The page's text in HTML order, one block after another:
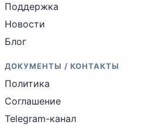
Поддержка
Новости
Блог
ДОКУМЕНТЫ / КОНТАКТЫ
Политика
Соглашение
Telegram-канал